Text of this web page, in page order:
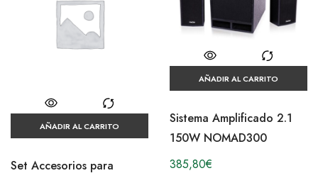
AÑADIR AL CARRITO
Set Accesorios para
AÑADIR AL CARRITO
Sistema Amplificado 2.1
150W NOMAD300
385,80€